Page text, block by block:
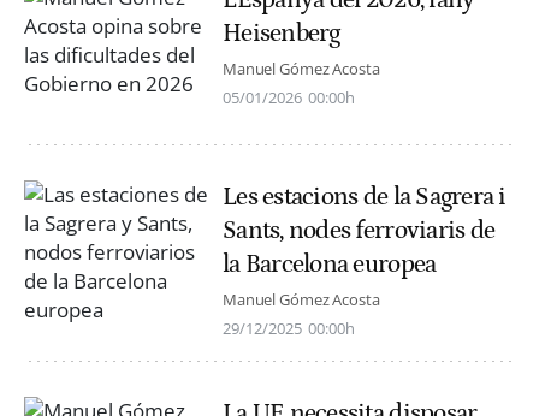
Heisenberg
Manuel Gómez Acosta
05/01/2026 00:00h
Les estacions de la Sagrera i
Sants, nodes ferroviaris de
la Barcelona europea
Manuel Gómez Acosta
29/12/2025 00:00h